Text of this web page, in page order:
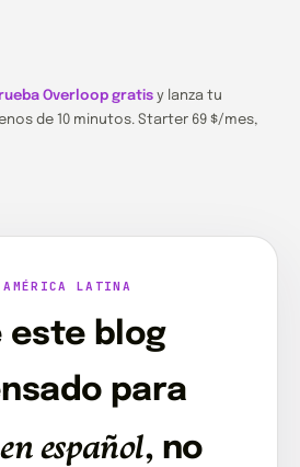
Overloop gratis y lanza tu
de 10 minutos. Starter 69 $/mes,
LATINA
este blog
para
en español, no